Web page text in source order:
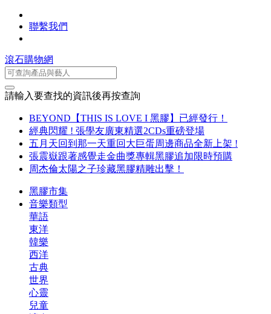
聯繫我們
滾石購物網
請輸入要查找的資訊後再按查詢
BEYOND【THIS IS LOVE I 黑膠】已經發行！
經典閃耀 ! 張學友廣東精選2CDs重磅登場
五月天回到那一天重回大巨蛋周邊商品全新上架 !
張震嶽跟著感覺走金曲獎專輯黑膠追加限時預購
周杰倫太陽之子珍藏黑膠精雕出擊！
黑膠市集
音樂類型
華語
東洋
韓樂
西洋
古典
世界
心靈
兒童